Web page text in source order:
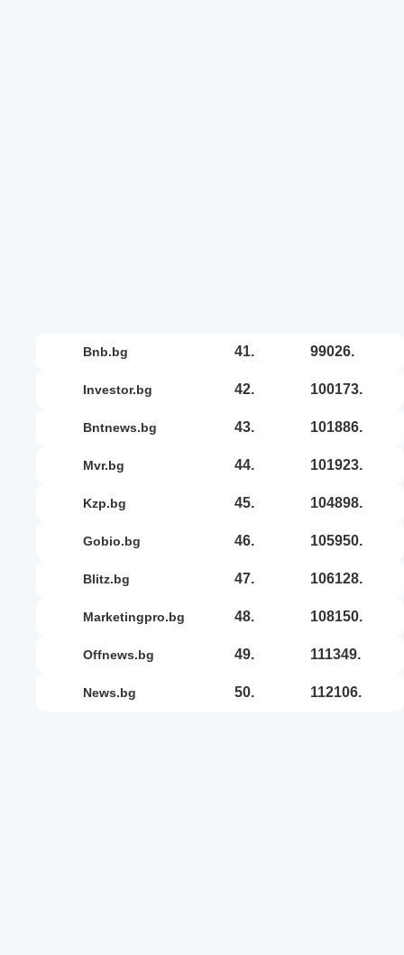
bnb.bg 41. 99026.
investor.bg 42. 100173.
bntnews.bg 43. 101886.
mvr.bg 44. 101923.
kzp.bg 45. 104898.
gobio.bg 46. 105950.
blitz.bg 47. 106128.
marketingpro.bg 48. 108150.
offnews.bg 49. 111349.
news.bg 50. 112106.